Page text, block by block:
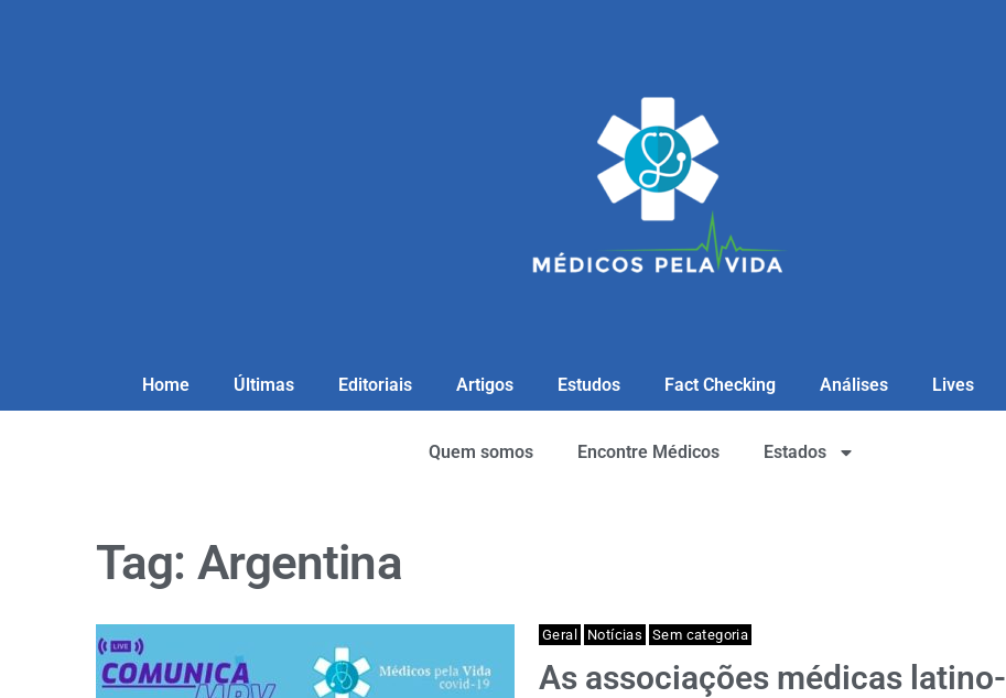
Home Últimas Editoriais Artigos Estudos Fact Checking Análises Lives
Quem somos Encontre Médicos Estados
Tag: Argentina
Geral Notícias Sem categoria
As associações médicas latino-